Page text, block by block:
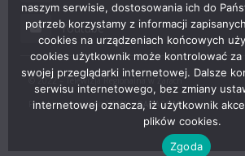
Youtube
© 2022 – Telewizja Regionalna w Żarach
Projektowanie stron WWW –RAGACOM
naszym serwisie, dostosowania ich do
potrzeb korzystamy z informacji
cookies na urządzeniach końcowych
cookies użytkownik może kontrolować za
swojej przeglądarki internetowej. Dalsze
serwisu internetowego, bez zmiany
internetowej oznacza, iż użytkownik
plików cookies.
Zgoda